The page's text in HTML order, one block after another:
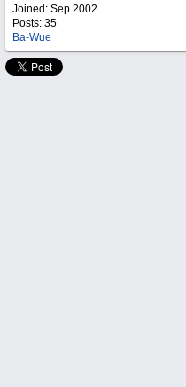
Joined: Sep 2002
Posts: 35
Ba-Wue